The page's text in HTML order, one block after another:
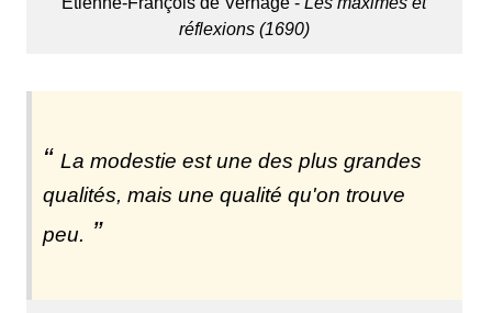
réflexions (1690)
La modestie est une des plus grandes
qualités, mais une qualité qu'on trouve
peu.